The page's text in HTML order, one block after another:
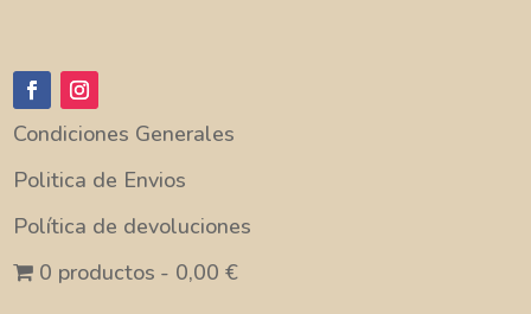
Condiciones Generales
Politica de Envios
Política de devoluciones
0 productos
0,00 €